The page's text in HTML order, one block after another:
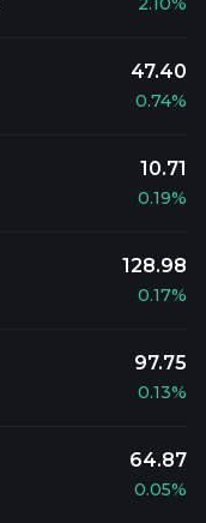
47.40
0.74%
10.71
0.19%
128.98
0.17%
97.75
0.13%
64.87
0.05%